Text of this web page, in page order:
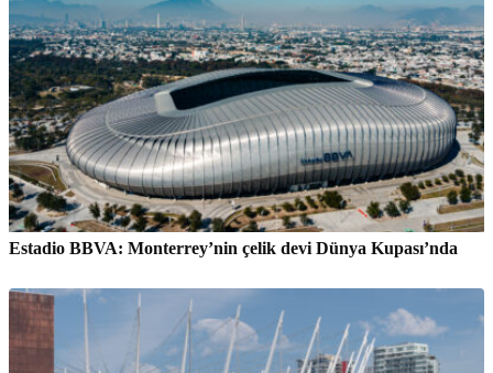
Estadio BBVA: Monterrey’nin çelik devi Dünya Kupası’nda